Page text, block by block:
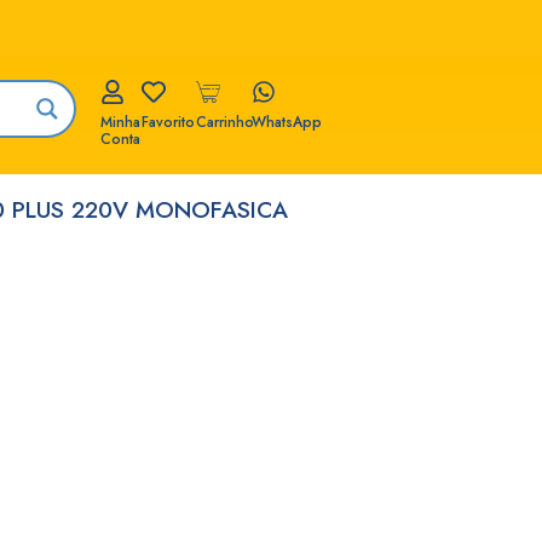
Minha
Conta
FavoritoCarrinhoWhatsApp
PLUS 220V MONOFASICA